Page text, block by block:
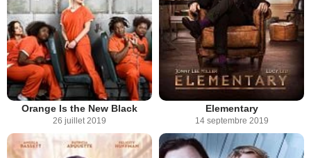
Orange Is the New Black
26 juillet 2019
Elementary
14 septembre 2019